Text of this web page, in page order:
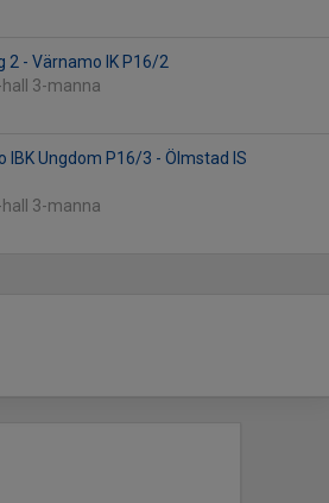
2 - Värnamo IK P16/2
3-manna
IBK Ungdom P16/3 - Ölmstad IS
3-manna